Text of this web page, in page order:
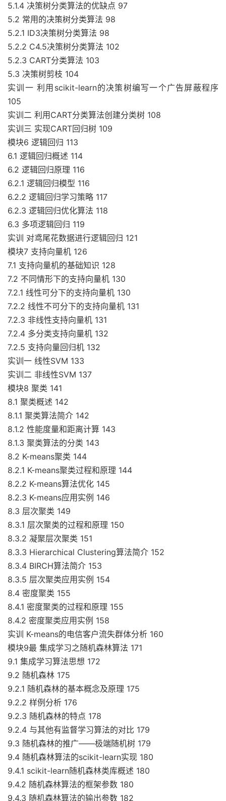
5.1.4 决策树分类算法的优缺点 97
5.2 常用的决策树分类算法 98
5.2.1 ID3决策树分类算法 98
5.2.2 C4.5决策树分类算法 102
5.2.3 CART分类算法 103
5.3 决策树剪枝 104
实训一 利用scikit-learn的决策树编写一个广告屏蔽程序
105
实训二 利用CART分类算法创建分类树 108
实训三 实现CART回归树 109
模块6 逻辑回归 113
6.1 逻辑回归概述 114
6.2 逻辑回归原理 116
6.2.1 逻辑回归模型 116
6.2.2 逻辑回归学习策略 117
6.2.3 逻辑回归优化算法 118
6.3 多项逻辑回归 119
实训 对鸢尾花数据进行逻辑回归 121
模块7 支持向量机 126
7.1 支持向量机的基础知识 128
7.2 不同情形下的支持向量机 130
7.2.1 线性可分下的支持向量机 130
7.2.2 线性不可分下的支持向量机 131
7.2.3 非线性支持向量机 131
7.2.4 多分类支持向量机 132
7.2.5 支持向量回归机 132
实训一 线性SVM 133
实训二 非线性SVM 137
模块8 聚类 141
8.1 聚类概述 142
8.1.1 聚类算法简介 142
8.1.2 性能度量和距离计算 143
8.1.3 聚类算法的分类 143
8.2 K-means聚类 144
8.2.1 K-means聚类过程和原理 144
8.2.2 K-means算法优化 145
8.2.3 K-means应用实例 146
8.3 层次聚类 149
8.3.1 层次聚类的过程和原理 150
8.3.2 凝聚层次聚类 151
8.3.3 Hierarchical Clustering算法简介 152
8.3.4 BIRCH算法简介 153
8.3.5 层次聚类应用实例 154
8.4 密度聚类 155
8.4.1 密度聚类的过程和原理 155
8.4.2 密度聚类应用实例 158
实训 K-means的电信客户流失群体分析 160
模块9最 集成学习之随机森林算法 171
9.1 集成学习算法思想 172
9.2 随机森林 175
9.2.1 随机森林的基本概念及原理 175
9.2.2 样例分析 176
9.2.3 随机森林的特点 178
9.2.4 与其他有监督学习算法的对比 179
9.3 随机森林的推广——极端随机树 179
9.4 随机森林算法的scikit-learn实现 180
9.4.1 scikit-learn随机森林类库概述 180
9.4.2 随机森林算法的框架参数 180
9.4.3 随机森林算法的输出参数 182